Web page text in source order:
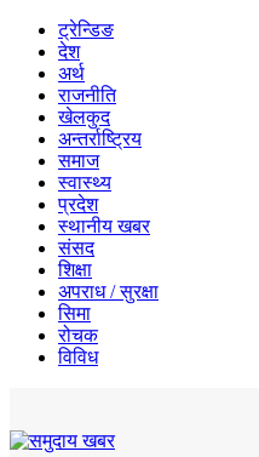
ट्रेन्डिङ
देश
अर्थ
राजनीति
खेलकुद
अन्तर्राष्ट्रिय
समाज
स्वास्थ्य
प्रदेश
स्थानीय खबर
संसद
शिक्षा
अपराध / सुरक्षा
सिमा
रोचक
विविध